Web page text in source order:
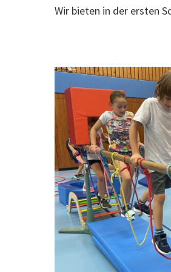
Drücke Enter zum
Wir bieten in der ersten